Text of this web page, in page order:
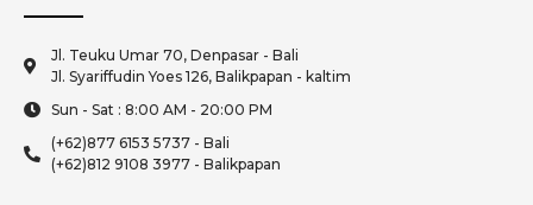
Jl. Teuku Umar 70, Denpasar - Bali
Jl. Syariffudin Yoes 126, Balikpapan - kaltim
Sun - Sat : 8:00 AM - 20:00 PM
(+62)877 6153 5737 - Bali
(+62)812 9108 3977 - Balikpapan